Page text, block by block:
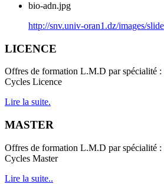
bio-adn.jpg
http://snv.univ-oran1.dz/images/
LICENCE
Offres de formation L.M.D par spécialité :
Cycles Licence
Lire la suite.
MASTER
Offres de formation L.M.D par spécialité :
Cycles Master
Lire la suite..